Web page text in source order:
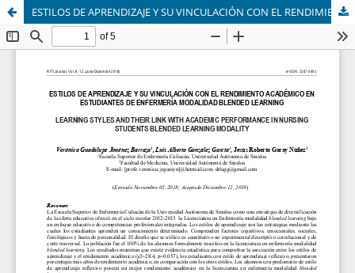
ESTILOS DE APRENDIZAJE Y SU VINCULACIÓN CON EL RENDIMIENTO ACADÉMICO EN ESTUDIANTES DE ENFERMERÍA MODALIDAD BLENDED LEARNING